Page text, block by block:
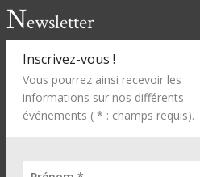
Newsletter
Inscrivez-vous !
Vous pourrez ainsi recevoir les
informations sur nos différents
événements ( * : champs requis).